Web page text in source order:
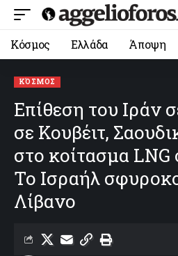
Κόσμος Ελλάδα Άποψη
ΚΌΣΜΟΣ
Eπίθεση του Ιράν
σε Κουβέιτ,
στο κοίτασμα
Το Ισραήλ
Λίβανο